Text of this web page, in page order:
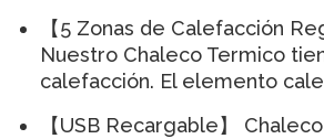
【5 Zonas de Calefacción
Nuestro Chaleco Termico
calefacción. El elemento
【USB Recargable】